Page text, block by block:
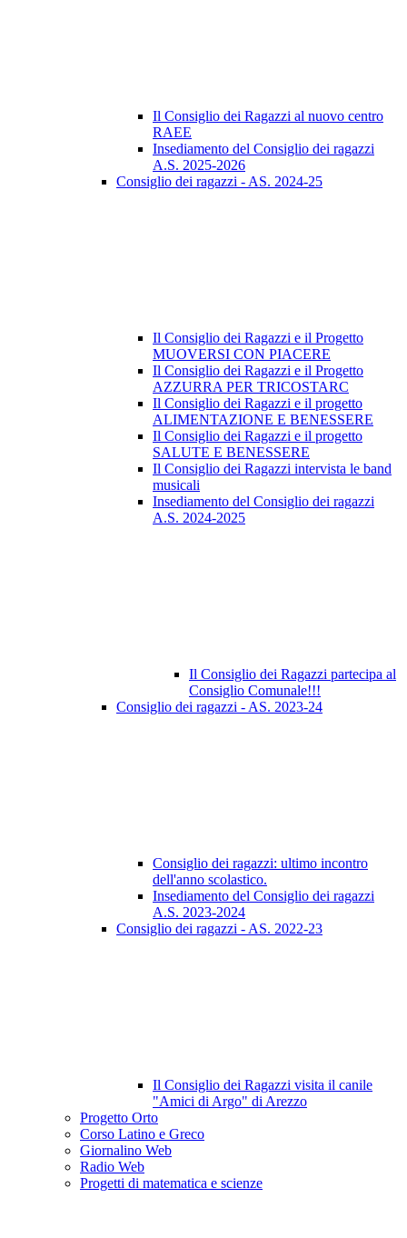
Il Consiglio dei Ragazzi al nuovo centro
RAEE
Insediamento del Consiglio dei ragazzi
A.S. 2025-2026
Consiglio dei ragazzi - AS. 2024-25
Il Consiglio dei Ragazzi e il Progetto
MUOVERSI CON PIACERE
Il Consiglio dei Ragazzi e il Progetto
AZZURRA PER TRICOSTARC
Il Consiglio dei Ragazzi e il progetto
ALIMENTAZIONE E BENESSERE
Il Consiglio dei Ragazzi e il progetto
SALUTE E BENESSERE
Il Consiglio dei Ragazzi intervista le band
musicali
Insediamento del Consiglio dei ragazzi
A.S. 2024-2025
Il Consiglio dei Ragazzi partecipa al
Consiglio Comunale!!!
Consiglio dei ragazzi - AS. 2023-24
Consiglio dei ragazzi: ultimo incontro
dell'anno scolastico.
Insediamento del Consiglio dei ragazzi
A.S. 2023-2024
Consiglio dei ragazzi - AS. 2022-23
Il Consiglio dei Ragazzi visita il canile
"Amici di Argo" di Arezzo
Progetto Orto
Corso Latino e Greco
Giornalino Web
Radio Web
Progetti di matematica e scienze